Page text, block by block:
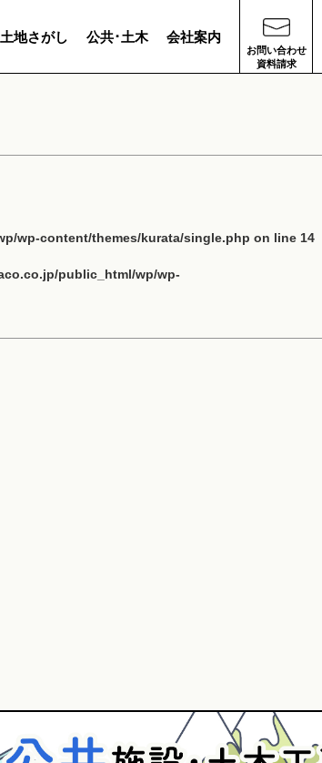
土地さがし 公共･土木 会社案内
お問い合わせ
資料請求
wp-content/themes/kurata/single.php on line 14
public_html/wp/wp-